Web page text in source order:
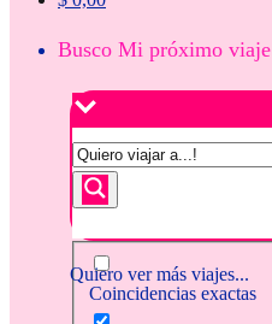
Busco Mi próximo viaje
Quiero ver más viajes...
Coincidencias exactas